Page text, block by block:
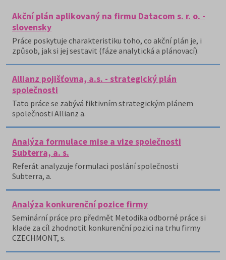
Akční plán aplikovaný na firmu Datacom s. r. o. -
slovensky
Práce poskytuje charakteristiku toho, co akční plán je, i
způsob, jak si jej sestavit (fáze analytická a plánovací).
Allianz pojišťovna, a.s. - strategický plán
společnosti
Tato práce se zabývá fiktivním strategickým plánem
společnosti Allianz a.
Analýza formulace mise a vize společnosti
Subterra, a. s.
Referát analyzuje formulaci poslání společnosti
Subterra, a.
Analýza konkurenční pozice firmy
Seminární práce pro předmět Metodika odborné práce si
klade za cíl zhodnotit konkurenční pozici na trhu firmy
CZECHMONT, s.